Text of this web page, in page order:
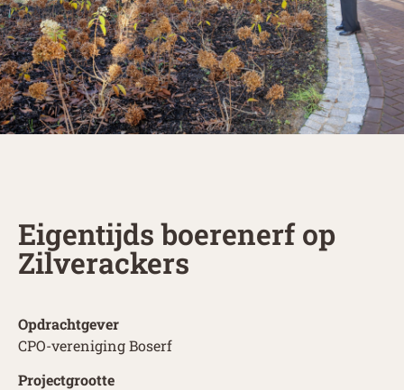
Eigentijds boerenerf op
Zilverackers
Opdrachtgever
CPO-vereniging Boserf
Projectgrootte